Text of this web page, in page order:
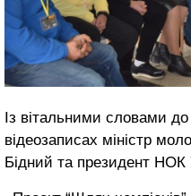
Із вітальними словами
відеозаписах міністр
Бідний та президент НОК